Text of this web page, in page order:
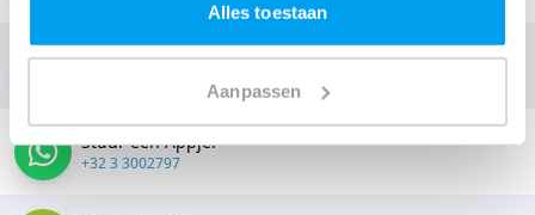
Alles toestaan
Aanpassen
Bellen:
Stuur een Appje:
+32 3 3002797